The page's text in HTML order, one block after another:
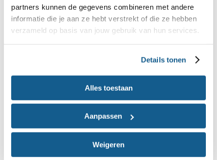
partners kunnen de gegevens combineren met andere
informatie die je aan ze hebt verstrekt of die ze hebben
verzameld op basis van jouw gebruik van hun services.
Details tonen
Alles toestaan
Aanpassen
Weigeren
Gaat het om een gesloten verpakking?
Volg het bewaaradvies op de verpakking van het
product en bekijk de houdbaarheidsdatum.
Te gebruiken tot (TGT): gebruik of vries in
Niet consumeren na TGT-datum. Vleeswaren zijn